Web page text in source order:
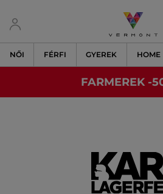
NŐI FÉRFI GYEREK HOME
FARMEREK -